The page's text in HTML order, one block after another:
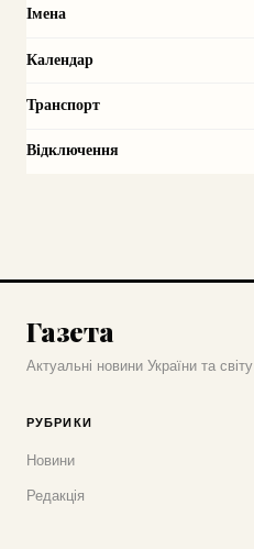
Імена
Календар
Транспорт
Відключення
Газета
Актуальні новини України та світу
РУБРИКИ
Новини
Редакція